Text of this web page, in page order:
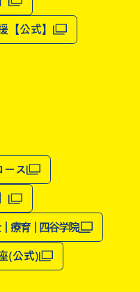
【公式】
ース
療育｜四谷学院
(公式)